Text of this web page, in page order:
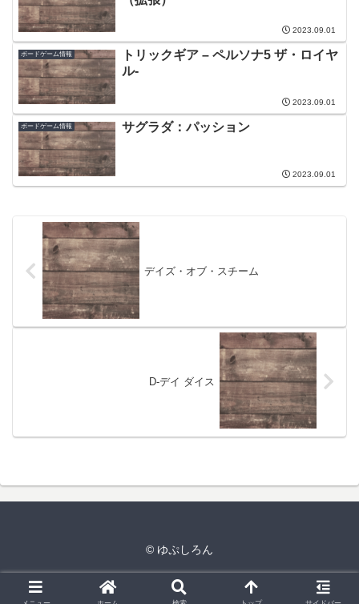
2023.09.01
ボードゲーム情報
トリックギア – ペルソナ5 ザ・ロイヤ
ル-
2023.09.01
ボードゲーム情報 サグラダ：パッション
2023.09.01
デイズ・オブ・スチーム
D-デイ ダイス
© ゆぷしろん